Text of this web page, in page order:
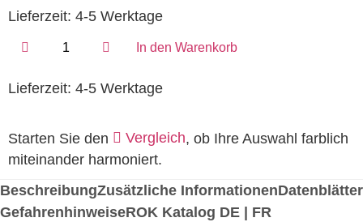
Lieferzeit: 4-5 Werktage
In den Warenkorb
Lieferzeit: 4-5 Werktage
Starten Sie den Vergleich, ob Ihre Auswahl farblich
miteinander harmoniert.
BeschreibungZusätzliche InformationenDatenblätter
GefahrenhinweiseROK Katalog DE | FR